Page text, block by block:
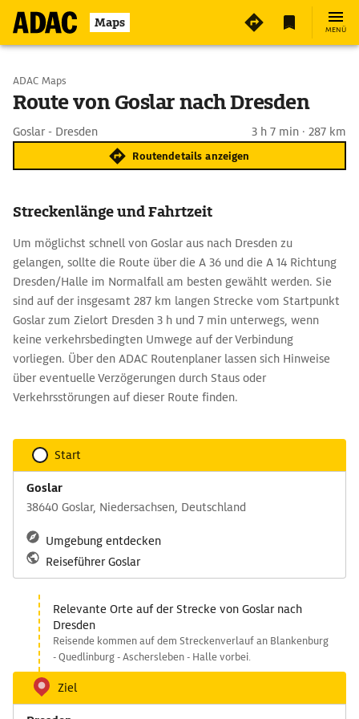
Maps MENÜ
Start wählen
ADAC Maps
Route von Goslar nach Dresden
Goslar - Dresden 3 h 7 min · 287 km
Routendetails anzeigen
Streckenlänge und Fahrtzeit
Um möglichst schnell von Goslar aus nach Dresden zu
gelangen, sollte die Route über die A 36 und die A 14 Richtung
Dresden/Halle im Normalfall am besten gewählt werden. Sie
sind auf der insgesamt 287 km langen Strecke vom Startpunkt
Goslar zum Zielort Dresden 3 h und 7 min unterwegs, wenn
keine verkehrsbedingten Umwege auf der Verbindung
vorliegen. Über den ADAC Routenplaner lassen sich Hinweise
über eventuelle Verzögerungen durch Staus oder
Verkehrsstörungen auf dieser Route finden.
Start
Goslar
38640 Goslar, Niedersachsen, Deutschland
Umgebung entdecken
Reiseführer Goslar
Relevante Orte auf der Strecke von Goslar nach
Dresden
Reisende kommen auf dem Streckenverlauf an Blankenburg
- Quedlinburg - Aschersleben - Halle vorbei.
Ziel